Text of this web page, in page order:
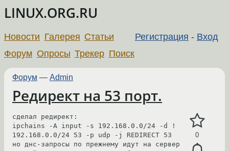
LINUX.ORG.RU
Регистрация - Вход
Новости Галерея Статьи
Форум Опросы Трекер Поиск
Форум — Admin
Редирект на 53 порт.
0
сделал редирект:
ipchains -A input -s 192.168.0.0/24 -d !
192.168.0.0/24 53 -p udp -j REDIRECT 53
но днс-запросы по прежнему идут на сервер